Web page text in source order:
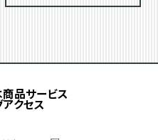
商品サービス
アクセス